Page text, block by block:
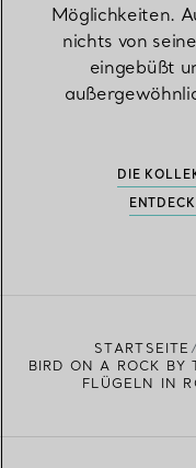
Möglichkeiten.
nichts von
eingebüßt
DIE
STARTSEITE
BIRD ON A ROCK BY
FLÜGELN IN